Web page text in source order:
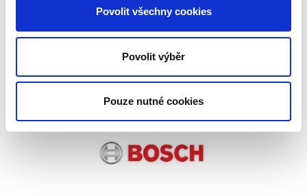
Povolit všechny cookies
Povolit výběr
Pouze nutné cookies